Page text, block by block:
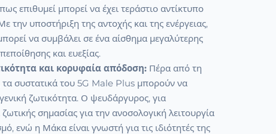
επιθυμεί μπορεί να έχει τεράστιο αντίκτυπο
την υποστήριξη της αντοχής και της ενέργειας,
να συμβάλει σε ένα αίσθημα μεγαλύτερης
και ευεξίας.
και κορυφαία απόδοση:Πέρα από τη
τα συστατικά του 5G Male Plus μπορούν να
ζωτικότητα. Ο ψευδάργυρος, για
σημασίας για την ανοσολογική λειτουργία
ενώ η Μάκα είναι γνωστή για τις ιδιότητές της